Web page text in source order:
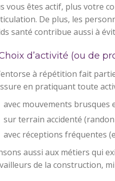
vous êtes actif, plus votre
De plus, les
santé contribue aussi à
d’activité (ou de
à répétition fait
en pratiquant toute
avec mouvements brusques
sur terrain accidenté
avec réceptions fréquentes
aussi aux métiers qui
de la construction,